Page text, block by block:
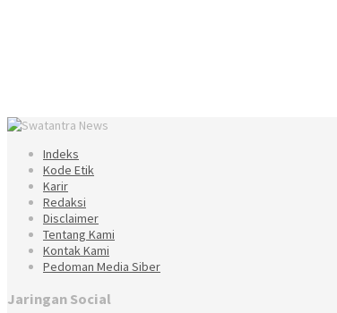
Indeks
Kode Etik
Karir
Redaksi
Disclaimer
Tentang Kami
Kontak Kami
Pedoman Media Siber
Jaringan Social